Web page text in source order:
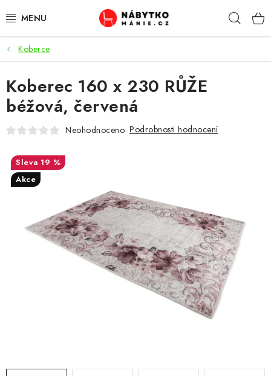
na
OBÝVACÍ POKOJ
KUCHYŇ A JÍDELNA
LOŽNICE
KANCELÁŘ / PRACOVNA
KOUPELNA A WC
PŘEDSÍŇ
CHOVATELSKÉ POTŘEBY
OSTATNÍ
Koberce
Koberec 160 x 230 RŮŽE
béžová, červená
Neohodnoceno Podrobnosti hodnocení
19 %
Akce